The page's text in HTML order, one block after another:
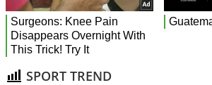
SPORT TREND